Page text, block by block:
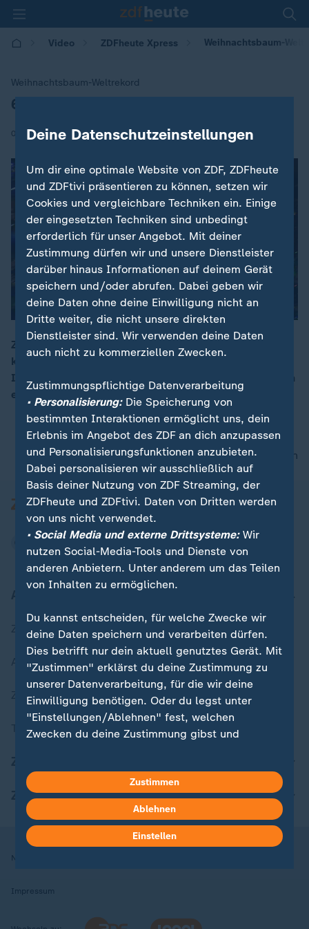
Video ZDFheute Xpress Weihnachtsbaum-
Weihnachtsbaum-Weltrekord
:
621 Weihnachtsbäume im Haus
04.12.2025 | 20:42
Zur Adventszeit erstrahlt das Haus der Familie als
kunterbunte Weihnachtswelt mit den, laut Rekord-
Institut, meisten geschmückten Weihnachtsbäumen an
einem Ort.
nach oben
Zuletzt veröffentlicht
Aktuelle Sendungs-Videos
ZDFheute Stories
Themen im Überblick
ZDFheute Apps
Nutzungsbedingungen
Impressum
Deine Datenschutzeinstellungen
Um dir eine optimale Website von ZDF, ZDFheute
und ZDFtivi präsentieren zu können, setzen wir
Cookies und vergleichbare Techniken ein. Einige
der eingesetzten Techniken sind unbedingt
erforderlich für unser Angebot. Mit deiner
Zustimmung dürfen wir und unsere Dienstleister
darüber hinaus Informationen auf deinem Gerät
speichern und/oder abrufen. Dabei geben wir
deine Daten ohne deine Einwilligung nicht an
Dritte weiter, die nicht unsere direkten
Dienstleister sind. Wir verwenden deine Daten
auch nicht zu kommerziellen Zwecken.
Zustimmungspflichtige Datenverarbeitung
• Personalisierung:Die Speicherung von
bestimmten Interaktionen ermöglicht uns, dein
Erlebnis im Angebot des ZDF an dich anzupassen
und Personalisierungsfunktionen anzubieten.
Dabei personalisieren wir ausschließlich auf
Basis deiner Nutzung von ZDF Streaming, der
ZDFheute und ZDFtivi. Daten von Dritten werden
von uns nicht verwendet.
• Social Media und externe Drittsysteme:Wir
nutzen Social-Media-Tools und Dienste von
anderen Anbietern. Unter anderem um das Teilen
von Inhalten zu ermöglichen.
Du kannst entscheiden, für welche Zwecke wir
deine Daten speichern und verarbeiten dürfen.
Dies betrifft nur dein aktuell genutztes Gerät. Mit
"Zustimmen" erklärst du deine Zustimmung zu
unserer Datenverarbeitung, für die wir deine
Einwilligung benötigen. Oder du legst unter
"Einstellungen/Ablehnen" fest, welchen
Zwecken du deine Zustimmung gibst und
in deinen Einstellungen widerrufen oder ändern.
Hier findest du das Impressum.
Weitere Informationen findest du in unserer
Datenschutzerklärung.
Zustimmen
Ablehnen
Einstellen